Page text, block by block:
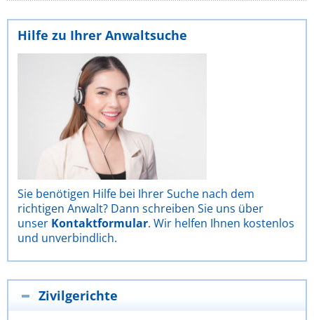
Hilfe zu Ihrer Anwaltsuche
Sie benötigen Hilfe bei Ihrer Suche nach dem
richtigen Anwalt? Dann schreiben Sie uns über
unser Kontaktformular. Wir helfen Ihnen kostenlos
und unverbindlich.
Zivilgerichte